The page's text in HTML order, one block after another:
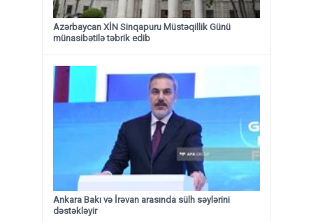
Azərbaycan XİN Sinqapuru Müstəqillik Günü
münasibətilə təbrik edib
Ankara Bakı və İrəvan arasında sülh səylərini
dəstəkləyir